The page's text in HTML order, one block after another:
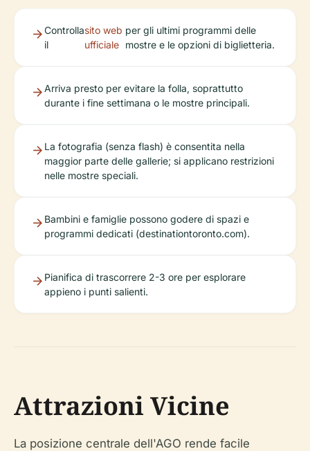
Controlla
il
sito web
ufficiale
per gli ultimi programmi delle
mostre e le opzioni di biglietteria.
Arriva presto per evitare la folla, soprattutto
durante i fine settimana o le mostre principali.
La fotografia (senza flash) è consentita nella
maggior parte delle gallerie; si applicano restrizioni
nelle mostre speciali.
Bambini e famiglie possono godere di spazi e
programmi dedicati (destinationtoronto.com).
Pianifica di trascorrere 2-3 ore per esplorare
appieno i punti salienti.
Attrazioni Vicine
La posizione centrale dell'AGO rende facile